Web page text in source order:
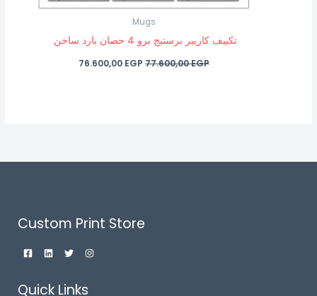
Mugs
تكييف كاريير برستيج برو 4 حصان بارد ساخن
77.600,00EGP
76.600,00 EGP
Custom Print Store
Quick Links